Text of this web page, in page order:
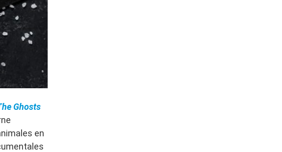
Ghosts
en